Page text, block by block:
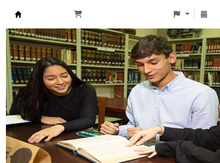
Biblioteca Universidad Monteávila